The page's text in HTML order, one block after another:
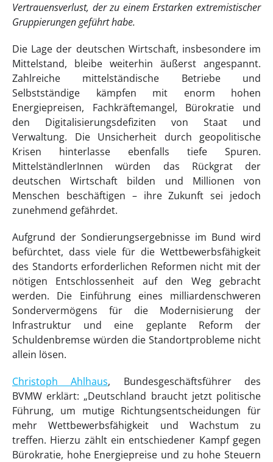
Vertrauensverlust, der zu einem Erstarken extremistischer
Gruppierungen geführt habe.
Die Lage der deutschen Wirtschaft, insbesondere im
Mittelstand, bleibe weiterhin äußerst angespannt.
Zahlreiche mittelständische Betriebe und
Selbstständige kämpfen mit enorm hohen
Energiepreisen, Fachkräftemangel, Bürokratie und
den Digitalisierungsdefiziten von Staat und
Verwaltung. Die Unsicherheit durch geopolitische
Krisen hinterlasse ebenfalls tiefe Spuren.
MittelständlerInnen würden das Rückgrat der
deutschen Wirtschaft bilden und Millionen von
Menschen beschäftigen – ihre Zukunft sei jedoch
zunehmend gefährdet.
Aufgrund der Sondierungsergebnisse im Bund wird
befürchtet, dass viele für die Wettbewerbsfähigkeit
des Standorts erforderlichen Reformen nicht mit der
nötigen Entschlossenheit auf den Weg gebracht
werden. Die Einführung eines milliardenschweren
Sondervermögens für die Modernisierung der
Infrastruktur und eine geplante Reform der
Schuldenbremse würden die Standortprobleme nicht
allein lösen.
Christoph Ahlhaus, Bundesgeschäftsführer des
BVMW erklärt: „Deutschland braucht jetzt politische
Führung, um mutige Richtungsentscheidungen für
mehr Wettbewerbsfähigkeit und Wachstum zu
treffen. Hierzu zählt ein entschiedener Kampf gegen
Bürokratie, hohe Energiepreise und zu hohe Steuern